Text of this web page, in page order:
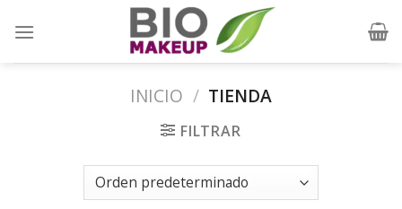
INICIO / TIENDA
FILTRAR